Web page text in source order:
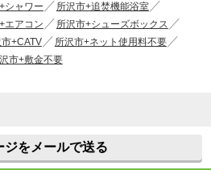
シャワー
所沢市+追焚機能浴室
エアコン
所沢市+シューズボックス
+CATV
所沢市+ネット使用料不要
市+敷金不要
ジをメールで送る